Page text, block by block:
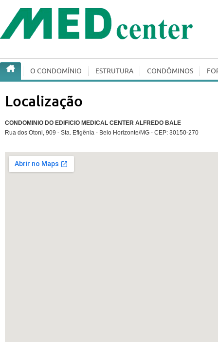
O CONDOMÍ­NIO ESTRUTURA CONDÔMINOS
Localização
CONDOMINIO DO EDIFICIO MEDICAL CENTER ALFREDO BALE
Rua dos Otoni, 909 - Sta. Efigênia - Belo Horizonte/MG - CEP: 30150-270